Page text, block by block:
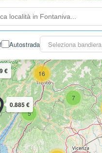
Autostrada Seleziona bandiera
7
16
10
5
0.885 €
€